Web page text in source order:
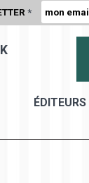
*
ÉDITEURS